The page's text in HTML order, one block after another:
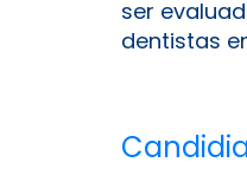
ser
dentistas